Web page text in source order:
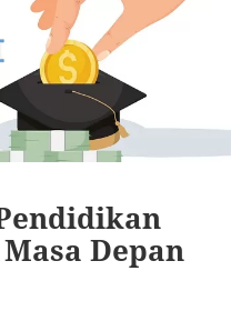
Depan